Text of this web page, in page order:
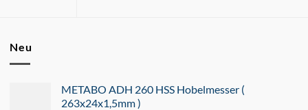
Neu
METABO ADH 260 HSS Hobelmesser (
263x24x1,5mm )